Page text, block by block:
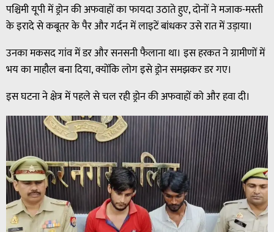
पश्चिमी यूपी में ड्रोन की अफवाहों का फायदा उठाते हुए, दोनों ने मजाक-मस्ती
के इरादे से कबूतर के पैर और गर्दन में लाइटें बांधकर उसे रात में उड़ाया।
उनका मकसद गांव में डर और सनसनी फैलाना था। इस हरकत ने ग्रामीणों में
भय का माहौल बना दिया, क्योंकि लोग इसे ड्रोन समझकर डर गए।
इस घटना ने क्षेत्र में पहले से चल रही ड्रोन की अफवाहों को और हवा दी।